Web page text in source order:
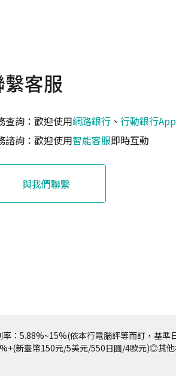
客服
查詢：歡迎使用網路銀行 、 行動銀行App
諮詢：歡迎使用智能客服即時互動
與我們聯繫
：5.88%~15%(依本行電腦評等而訂，基
新臺幣150元/5美元/550日圓/4歐元)◎其